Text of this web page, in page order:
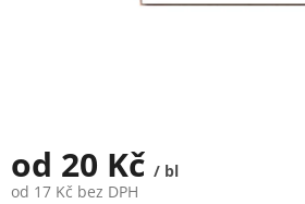
od 20 Kč / bl
od 17 Kč bez DPH